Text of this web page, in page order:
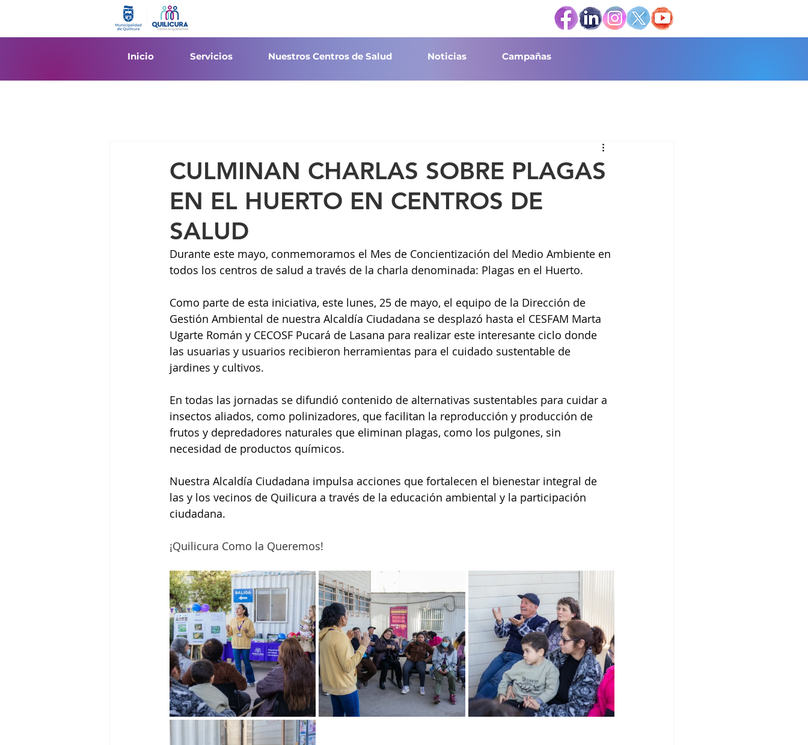
Inicio Servicios Nuestros Centros de Salud Noticias Campañas
CULMINAN CHARLAS SOBRE PLAGAS
EN EL HUERTO EN CENTROS DE
SALUD
Durante este mayo, conmemoramos el Mes de Concientización del Medio Ambiente en
todos los centros de salud a través de la charla denominada: Plagas en el Huerto.
Como parte de esta iniciativa, este lunes, 25 de mayo, el equipo de la Dirección de
Gestión Ambiental de nuestra Alcaldía Ciudadana se desplazó hasta el CESFAM Marta
Ugarte Román y CECOSF Pucará de Lasana para realizar este interesante ciclo donde
las usuarias y usuarios recibieron herramientas para el cuidado sustentable de
jardines y cultivos.
En todas las jornadas se difundió contenido de alternativas sustentables para cuidar a
insectos aliados, como polinizadores, que facilitan la reproducción y producción de
frutos y depredadores naturales que eliminan plagas, como los pulgones, sin
necesidad de productos químicos.
Nuestra Alcaldía Ciudadana impulsa acciones que fortalecen el bienestar integral de
las y los vecinos de Quilicura a través de la educación ambiental y la participación
ciudadana.
¡Quilicura Como la Queremos!